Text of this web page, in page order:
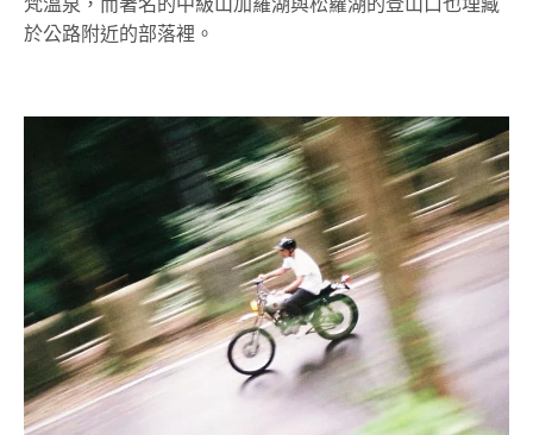
梵溫泉，而著名的中級山加羅湖與松蘿湖的登山口也埋藏
於公路附近的部落裡。